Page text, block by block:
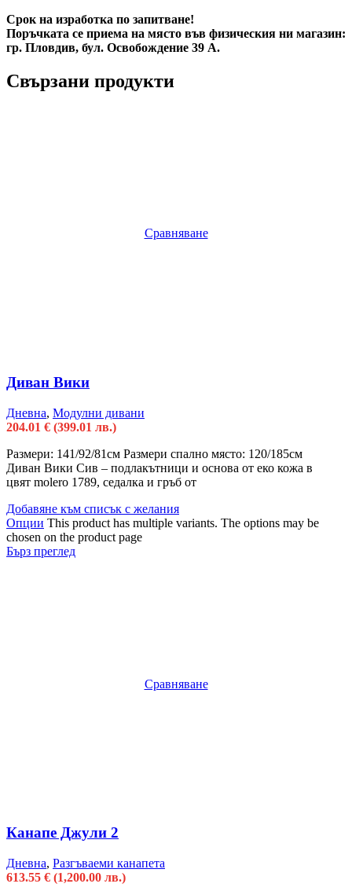
Срок на изработка по запитване!
Поръчката се приема на място във физическия ни магазин:
гр. Пловдив, бул. Освобождение 39 А.
Свързани продукти
Сравняване
Диван Вики
Дневна, Модулни дивани
204.01 € (399.01 лв.)
Размери: 141/92/81см Размери спално място: 120/185см
Диван Вики Сив – подлакътници и основа от еко кожа в
цвят molero 1789, седалка и гръб от
Добавяне към списък с желания
Опции This product has multiple variants. The options may be
chosen on the product page
Бърз преглед
Сравняване
Канапе Джули 2
Дневна, Разгъваеми канапета
613.55 € (1,200.00 лв.)